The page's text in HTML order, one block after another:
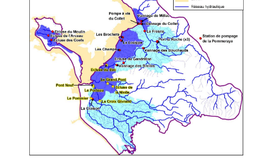
Localisation des principaux ouvrages de régulation
hydraulique des marais. Source : Plan
d’Aménagement et de Gestion Durable des ressources